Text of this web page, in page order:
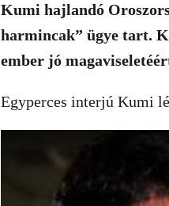
Kumi hajlandó
harmincak” ügye tart.
ember jó
Egyperces interjú Kumi